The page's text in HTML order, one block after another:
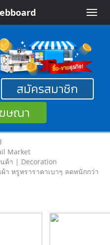
Toggle
สมัครสมาชิก
ษณา
Market
ค้า | Decoration
หรูหราราคาเบาๆ ลดหนักกว่า